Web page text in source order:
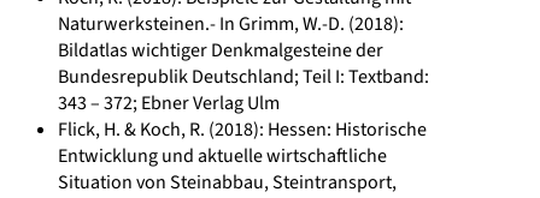
Naturwerksteinen.- In Grimm, W.-D. (2018):
Bildatlas wichtiger Denkmalgesteine der
Bundesrepublik Deutschland; Teil I: Textband:
343 – 372; Ebner Verlag Ulm
Flick, H. & Koch, R. (2018): Hessen: Historische
Entwicklung und aktuelle wirtschaftliche
Situation von Steinabbau, Steintransport,